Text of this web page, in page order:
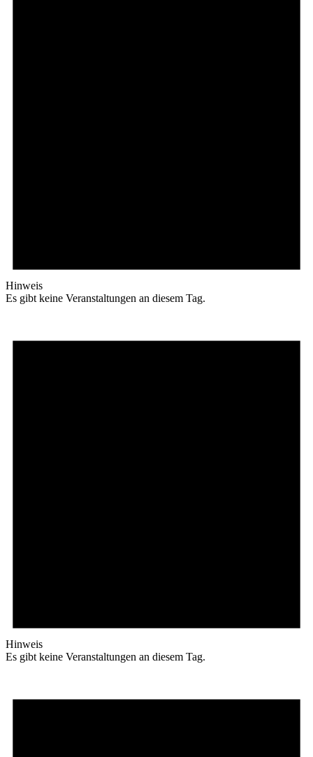
Hinweis
Es gibt keine Veranstaltungen an diesem Tag.
Hinweis
Es gibt keine Veranstaltungen an diesem Tag.